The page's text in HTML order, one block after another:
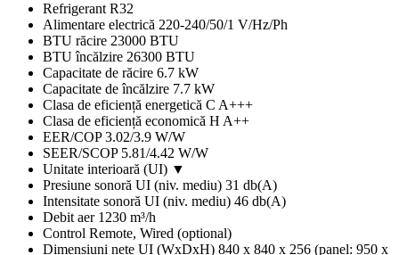
Refrigerant R32
Alimentare electrică 220-240/50/1 V/Hz/Ph
BTU răcire 23000 BTU
BTU încălzire 26300 BTU
Capacitate de răcire 6.7 kW
Capacitate de încălzire 7.7 kW
Clasa de eficiență energetică C A+++
Clasa de eficiență economică H A++
EER/COP3.02/3.9 W/W
SEER/SCOP 5.81/4.42 W/W
Unitate interioară (UI) ▼
Presiune sonoră UI (niv. mediu) 31 db(A)
Intensitate sonoră UI (niv. mediu) 46 db(A)
Debit aer 1230 m³/h
Control Remote, Wired (optional)
Dimensiuni nete UI (WxDxH) 840 x 840 x 256 (panel: 950 x